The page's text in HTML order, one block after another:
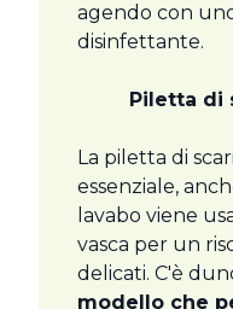
agendo con
disinfettante.
Piletta di
La piletta di
essenziale,
lavabo viene
vasca per un
delicati. C'è
modello che